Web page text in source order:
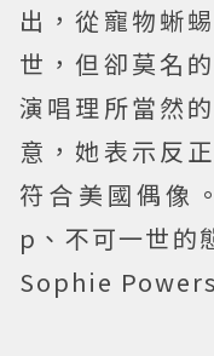
出，從寵物蜥
世，但卻莫名
演唱理所當然
意，她表示反
符合美國偶像
p、不可一世的
Sophie Powers